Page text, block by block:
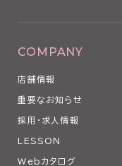
COMPANY
店舗情報
重要なお知らせ
採用・求人情報
LESSON
Webカタログ